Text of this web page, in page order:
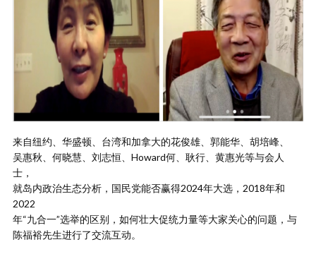
来自纽约、华盛顿、台湾和加拿大的花俊雄、郭能华、胡培峰、
吴惠秋、何晓慧、刘志恒、Howard何、耿行、黄惠光等与会人
士，
就岛内政治生态分析，国民党能否赢得2024年大选，2018年和
2022
年“九合一”选举的区别，如何壮大促统力量等大家关心的问题，与
陈福裕先生进行了交流互动。